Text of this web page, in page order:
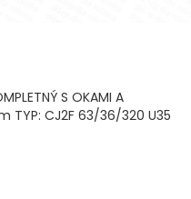
S OKAMI A
TYP: CJ2F 63/36/320 U35